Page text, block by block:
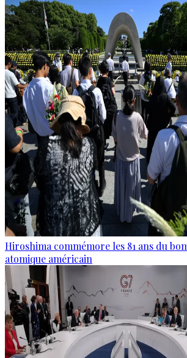
Hiroshima commémore les 81 ans du
atomique américain